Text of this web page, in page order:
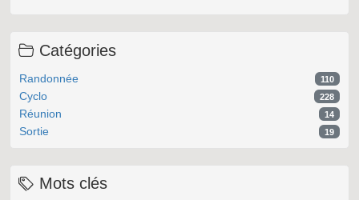
Catégories
Randonnée 110
Cyclo 228
Réunion 14
Sortie 19
Mots clés